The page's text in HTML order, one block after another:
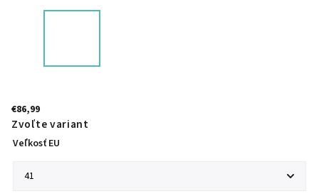
€86,99
Zvoľte variant
Veľkosť EU